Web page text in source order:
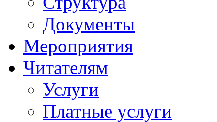
Документы
Мероприятия
Читателям
Услуги
Платные услуги